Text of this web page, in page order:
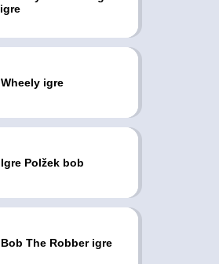
igre
Wheely igre
Igre Polžek bob
Bob The Robber igre